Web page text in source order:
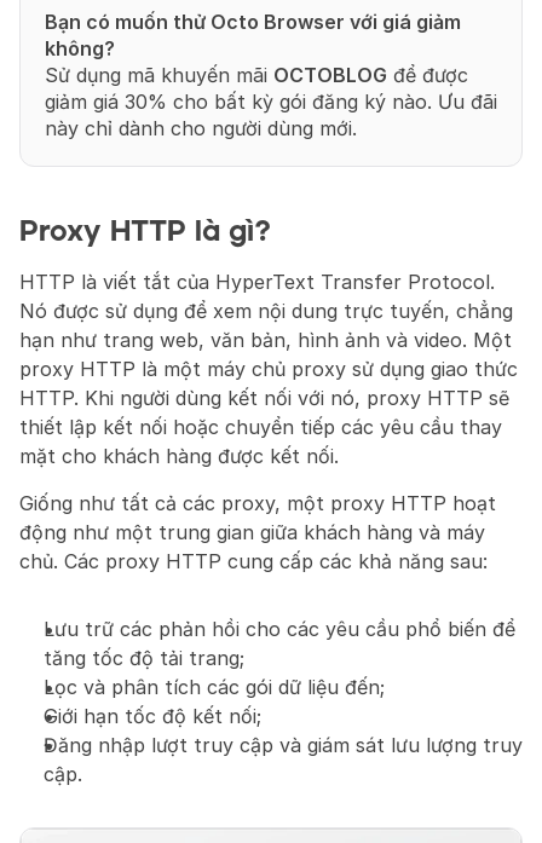
Bạn có muốn thử Octo Browser với giá giảm
không?
Sử dụng mã khuyến mãi OCTOBLOG để được
giảm giá 30% cho bất kỳ gói đăng ký nào. Ưu đãi
này chỉ dành cho người dùng mới.
Proxy HTTP là gì?
HTTP là viết tắt của HyperText Transfer Protocol.
Nó được sử dụng để xem nội dung trực tuyến, chẳng
hạn như trang web, văn bản, hình ảnh và video. Một
proxy HTTP là một máy chủ proxy sử dụng giao thức
HTTP. Khi người dùng kết nối với nó, proxy HTTP sẽ
thiết lập kết nối hoặc chuyển tiếp các yêu cầu thay
mặt cho khách hàng được kết nối.
Giống như tất cả các proxy, một proxy HTTP hoạt
động như một trung gian giữa khách hàng và máy
chủ. Các proxy HTTP cung cấp các khả năng sau:
Lưu trữ các phản hồi cho các yêu cầu phổ biến để
tăng tốc độ tải trang;
Lọc và phân tích các gói dữ liệu đến;
Giới hạn tốc độ kết nối;
Đăng nhập lượt truy cập và giám sát lưu lượng truy
cập.